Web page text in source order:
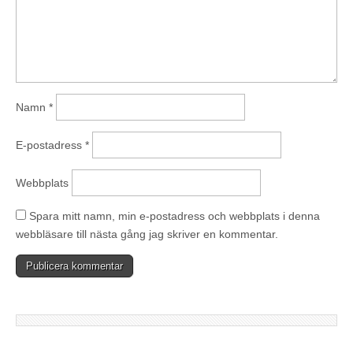
Namn *
E-postadress *
Webbplats
Spara mitt namn, min e-postadress och webbplats i denna
webbläsare till nästa gång jag skriver en kommentar.